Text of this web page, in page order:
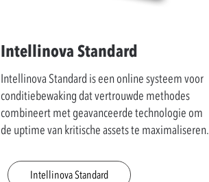
Intellinova Standard
Intellinova Standard is een online systeem voor
conditiebewaking dat vertrouwde methodes
combineert met geavanceerde technologie om
de uptime van kritische assets te maximaliseren.
Intellinova Standard